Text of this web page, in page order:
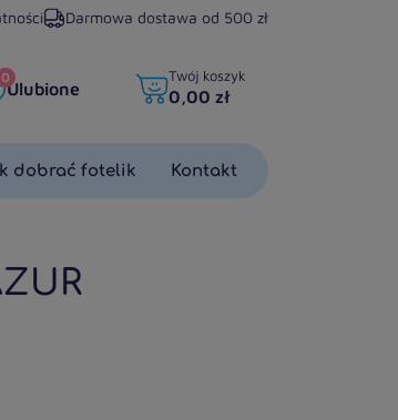
Darmowa dostawa od 500 zł
Ulubione
0 Twój koszyk
0,00 zł
dobrać fotelik Kontakt